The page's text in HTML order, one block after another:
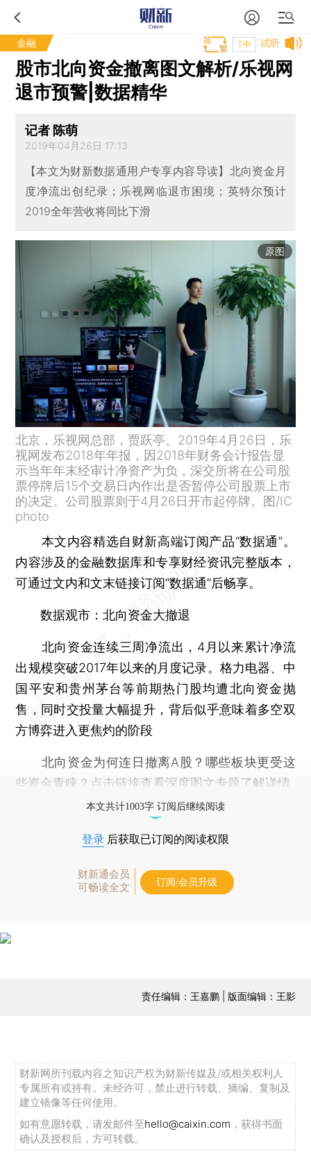
金融 试听
T中
股市北向资金撤离图文解析/乐视网
退市预警|数据精华
记者 陈萌
2019年04月26日 17:13
【本文为财新数据通用户专享内容导读】北向资金月
度净流出创纪录；乐视网临退市困境；英特尔预计
2019全年营收将同比下滑
原图
北京，乐视网总部，贾跃亭。2019年4月26日，乐
视网发布2018年年报，因2018年财务会计报告显
示当年年末经审计净资产为负，深交所将在公司股
票停牌后15个交易日内作出是否暂停公司股票上市
的决定。公司股票则于4月26日开市起停牌。图/IC
photo
本文内容精选自财新高端订阅产品“数据通”。
内容涉及的金融数据库和专享财经资讯完整版本，
可通过文内和文末链接订阅“数据通”后畅享。
数据观市：北向资金大撤退
北向资金连续三周净流出，4月以来累计净流
出规模突破2017年以来的月度记录。格力电器、中
国平安和贵州茅台等前期热门股均遭北向资金抛
售，同时交投量大幅提升，背后似乎意味着多空双
方博弈进入更焦灼的阶段
北向资金为何连日撤离A股？哪些板块更受这
些资金青睐？点击链接查看深度图文专题了解详情
本文共计1003字 订阅后继续阅读
登录 后获取已订阅的阅读权限
财新通会员
可畅读全文
订阅/会员升级
责任编辑：王嘉鹏 | 版面编辑：王影
财新网所刊载内容之知识产权为财新传媒及/或相关权利人
专属所有或持有。未经许可，禁止进行转载、摘编、复制及
建立镜像等任何使用。
如有意愿转载，请发邮件至hello@caixin.com ，获得书面
确认及授权后，方可转载。